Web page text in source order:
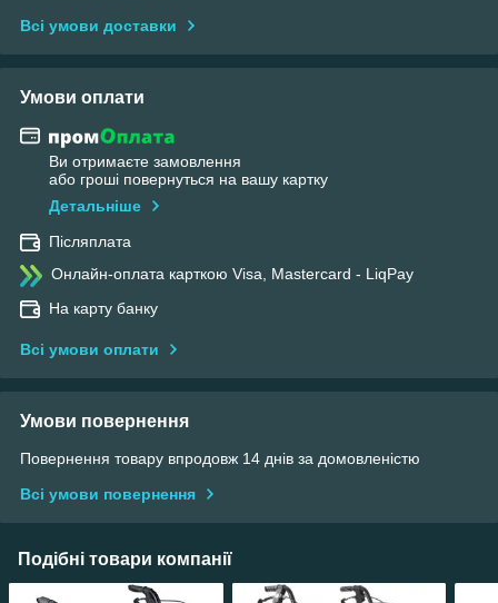
Всі умови доставки
Умови оплати
Ви отримаєте замовлення
або гроші повернуться на вашу картку
Детальніше
Післяплата
Онлайн-оплата карткою Visa, Mastercard - LiqPay
На карту банку
Всі умови оплати
Умови повернення
Повернення товару впродовж 14 днів за домовленістю
Всі умови повернення
Подібні товари компанії